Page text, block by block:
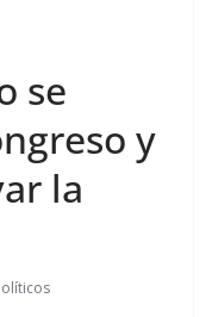
se
y
la